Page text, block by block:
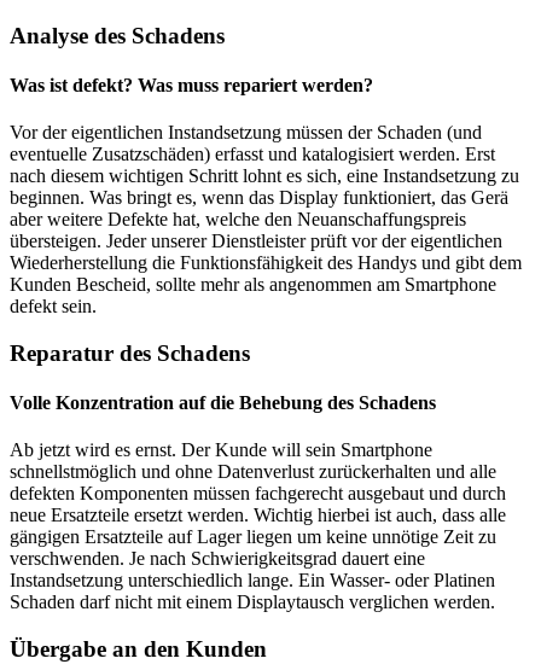
Analyse des Schadens
Was ist defekt? Was muss repariert werden?
Vor der eigentlichen Instandsetzung müssen der Schaden (und
eventuelle Zusatzschäden) erfasst und katalogisiert werden. Erst
nach diesem wichtigen Schritt lohnt es sich, eine Instandsetzung zu
beginnen. Was bringt es, wenn das Display funktioniert, das Gerä
aber weitere Defekte hat, welche den Neuanschaffungspreis
übersteigen. Jeder unserer Dienstleister prüft vor der eigentlichen
Wiederherstellung die Funktionsfähigkeit des Handys und gibt dem
Kunden Bescheid, sollte mehr als angenommen am Smartphone
defekt sein.
Reparatur des Schadens
Volle Konzentration auf die Behebung des Schadens
Ab jetzt wird es ernst. Der Kunde will sein Smartphone
schnellstmöglich und ohne Datenverlust zurückerhalten und alle
defekten Komponenten müssen fachgerecht ausgebaut und durch
neue Ersatzteile ersetzt werden. Wichtig hierbei ist auch, dass alle
gängigen Ersatzteile auf Lager liegen um keine unnötige Zeit zu
verschwenden. Je nach Schwierigkeitsgrad dauert eine
Instandsetzung unterschiedlich lange. Ein Wasser- oder Platinen
Schaden darf nicht mit einem Displaytausch verglichen werden.
Übergabe an den Kunden